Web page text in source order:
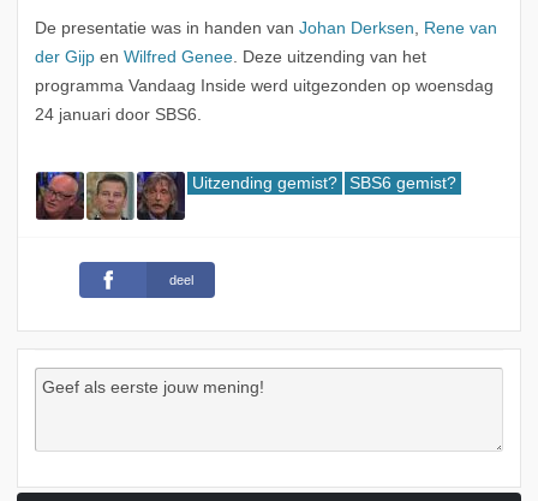
De presentatie was in handen van Johan Derksen, Rene van
der Gijpen Wilfred Genee. Deze uitzending van het
programma Vandaag Inside werd uitgezonden op woensdag
24 januari door SBS6.
Uitzending gemist? SBS6 gemist?
deel